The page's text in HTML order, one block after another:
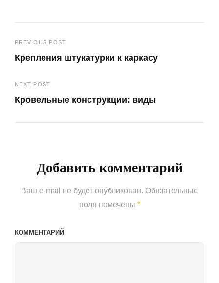
Навигация
по
записям
PREVIOUS POST
Крепления штукатурки к каркасу
Post
NEXT POST
Кровельные конструкции: виды
Добавить комментарий
Ваш e-mail не будет опубликован. Обязательные
поля помечены *
КОММЕНТАРИЙ